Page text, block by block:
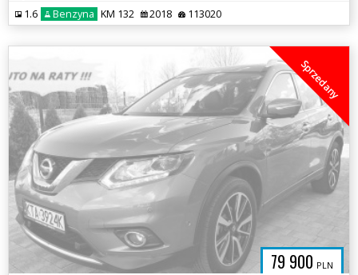
1.6 Benzyna KM 132 2018 113020
79 900 PLN
Sprzedany